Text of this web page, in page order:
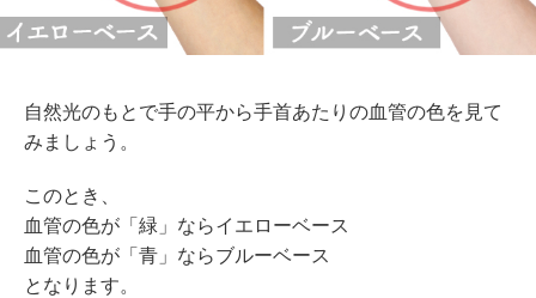
自然光のもとで手の平から手首あたりの血管の色を見て
みましょう。
このとき、
血管の色が「緑」ならイエローベース
血管の色が「青」ならブルーベース
となります。